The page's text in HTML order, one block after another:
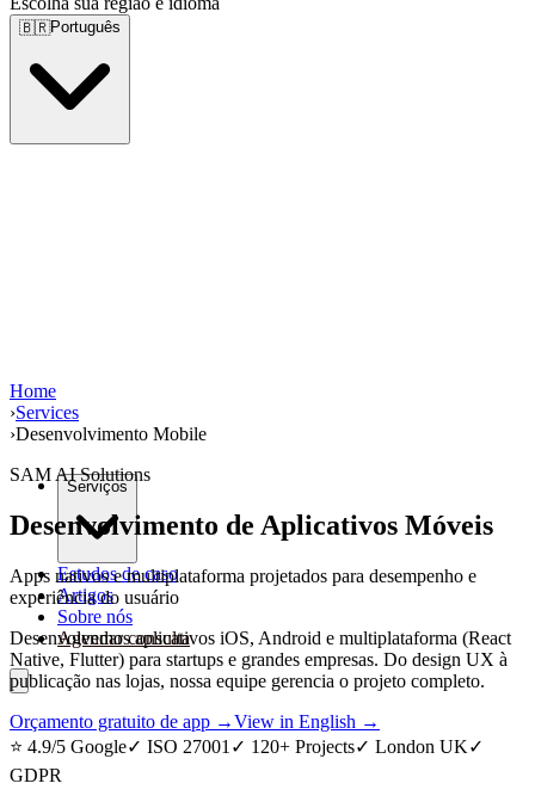
🇧🇷Português
Serviços
Estudos de caso
Artigos
Sobre nós
Agendar consulta
Home
›Services
›Desenvolvimento Mobile
SAM AI Solutions
Desenvolvimento de Aplicativos Móveis
Apps nativos e multiplataforma projetados para desempenho e
experiência do usuário
Desenvolvemos aplicativos iOS, Android e multiplataforma (React
Native, Flutter) para startups e grandes empresas. Do design UX à
publicação nas lojas, nossa equipe gerencia o projeto completo.
Orçamento gratuito de app →View in English →
⭐ 4.9/5 Google✓ ISO 27001 ✓ 120+ Projects✓ London UK✓
GDPR